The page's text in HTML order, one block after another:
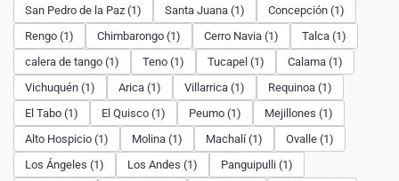
San Pedro de la Paz (1)
Santa Juana (1)
Concepción (1)
Rengo (1)
Chimbarongo (1) Cerro Navia (1)
Talca (1)
calera de tango (1)
Teno (1) Tucapel (1)
Calama (1)
Vichuquén (1)
Arica (1) Villarrica (1)
Requinoa (1)
El Tabo (1)
El Quisco (1) Peumo (1)
Mejillones (1)
Alto Hospicio (1)
Molina (1) Machalí (1)
Ovalle (1)
Los Ángeles (1)
Los Andes (1)
Panguipulli (1)